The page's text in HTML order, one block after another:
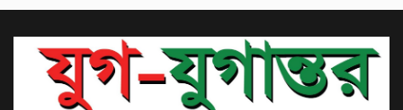
লিভারপুলে যাচ্ছেন আরাউহো